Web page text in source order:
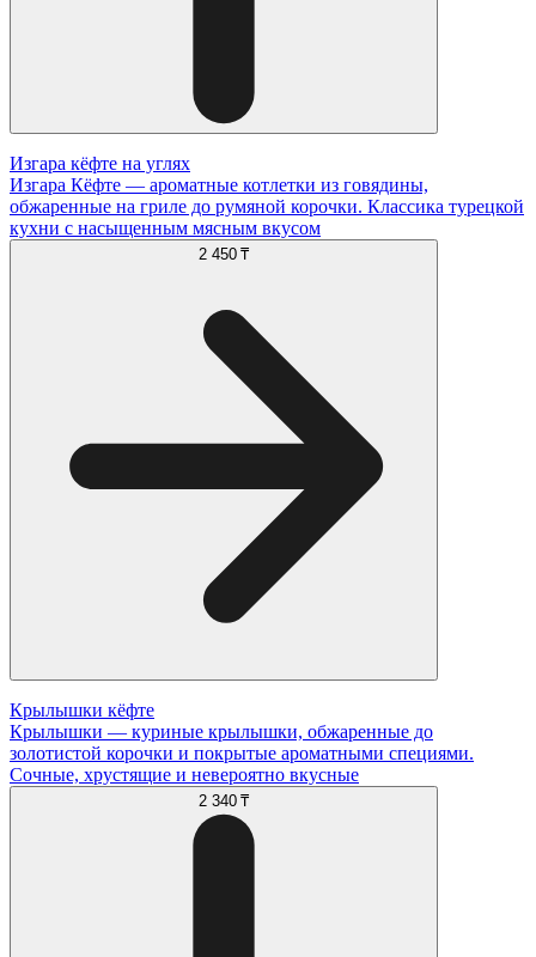
Изгара кёфте на углях
Изгара Кёфте — ароматные котлетки из говядины,
обжаренные на гриле до румяной корочки. Классика турецкой
кухни с насыщенным мясным вкусом
2 450 ₸
Крылышки кёфте
Крылышки — куриные крылышки, обжаренные до
золотистой корочки и покрытые ароматными специями.
Сочные, хрустящие и невероятно вкусные
2 340 ₸